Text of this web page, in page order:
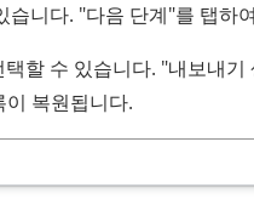
니다. "다음 단계"를 탭하
할 수 있습니다. "내보내
복원됩니다.